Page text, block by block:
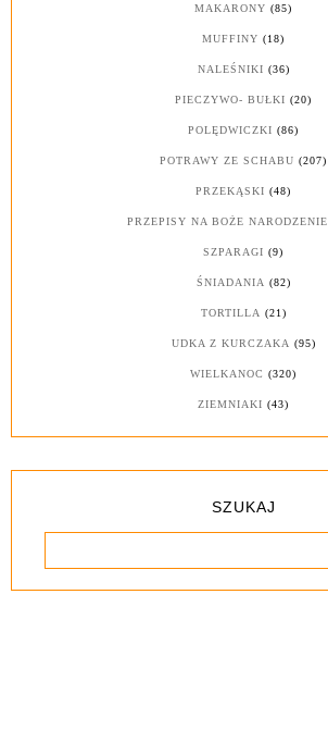
MAKARONY (85)
MUFFINY (18)
NALEŚNIKI (36)
PIECZYWO- BUŁKI (20)
POLĘDWICZKI (86)
POTRAWY ZE SCHABU (207)
PRZEKĄSKI (48)
PRZEPISY NA BOŻE NARODZENIE
SZPARAGI (9)
ŚNIADANIA (82)
TORTILLA (21)
UDKA Z KURCZAKA (95)
WIELKANOC (320)
ZIEMNIAKI (43)
SZUKAJ